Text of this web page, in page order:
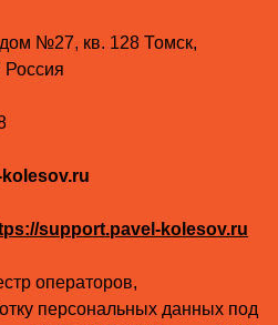
№27, кв. 128 Томск,
Россия
support.pavel-kolesov.ru
операторов,
персональных данных под